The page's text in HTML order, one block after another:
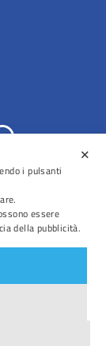
✕
i pulsanti
essere
della pubblicità.